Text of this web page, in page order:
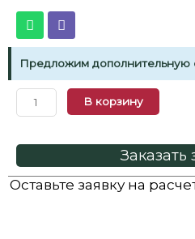
Предложим дополнительную
В корзину
Заказать
Оставьте заявку на